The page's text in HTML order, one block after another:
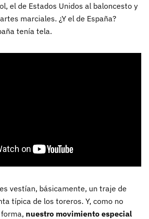
el de Estados Unidos al baloncesto y
marciales. ¿Y el de España?
tenía tela.
vestían, básicamente, un traje de
típica de los toreros. Y, como no
nuestro movimiento especial